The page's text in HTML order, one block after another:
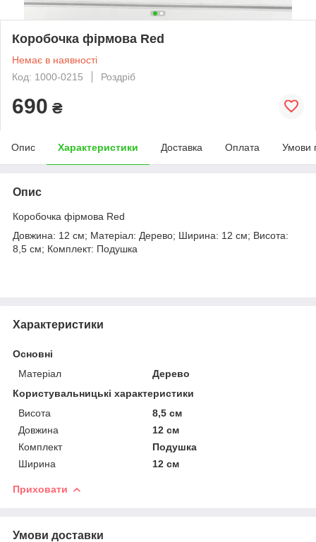
Коробочка фірмова Red
Немає в наявності
Код: 1000-0215
Роздріб
690 ₴
Опис Характеристики Доставка Оплата Умови
Опис
Коробочка фірмова Red
Довжина: 12 см; Матеріал: Дерево; Ширина: 12 см; Висота:
8,5 см; Комплект: Подушка
Характеристики
Основні
Матеріал
Дерево
Користувальницькі характеристики
Висота
8,5 см
Довжина
12 см
Комплект
Подушка
Ширина
12 см
Приховати
Умови доставки